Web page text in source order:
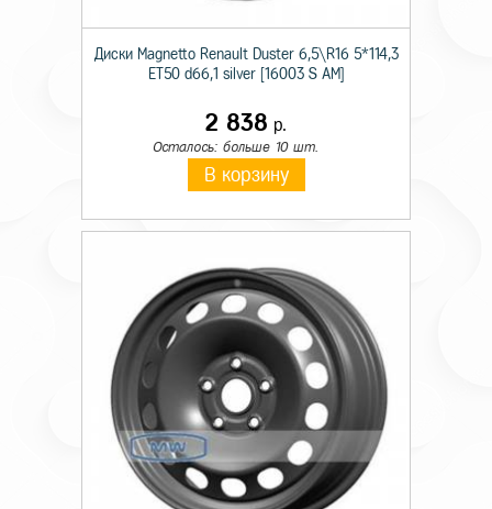
Диски Magnetto Renault Duster 6,5\R16 5*114,3
ET50 d66,1 silver [16003 S AM]
2 838 р.
Осталось: больше 10 шт.
В корзину